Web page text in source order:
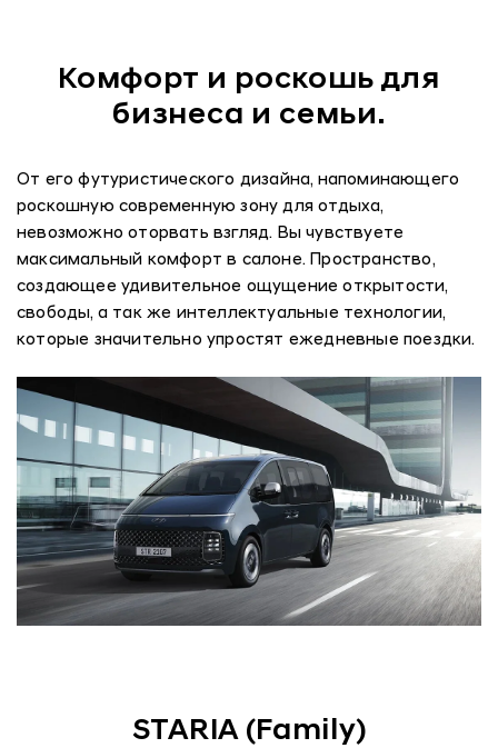
Комфорт и роскошь для
бизнеса и семьи.
От его футуристического дизайна, напоминающего
роскошную современную зону для отдыха,
невозможно оторвать взгляд. Вы чувствуете
максимальный комфорт в салоне. Пространство,
создающее удивительное ощущение открытости,
свободы, а так же интеллектуальные технологии,
которые значительно упростят ежедневные поездки.
STARIA (Family)